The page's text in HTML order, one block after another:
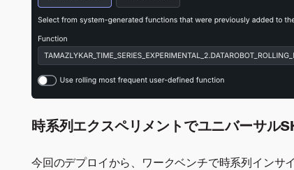
時系列エクスペリメントでユニバーサル
今回のデプロイから、ワークベンチで時系列インサ